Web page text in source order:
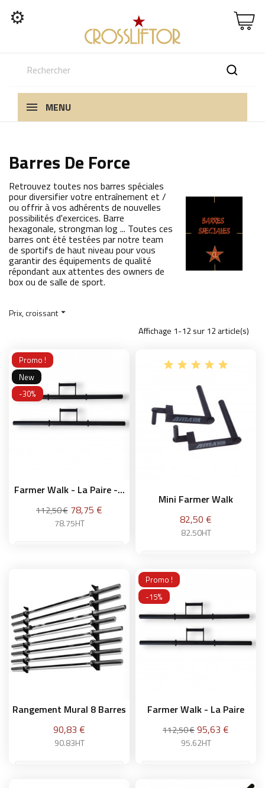
⚙
MENU
Barres De Force
Retrouvez toutes nos barres spéciales
pour diversifier votre entraînement et /
ou offrir à vos adhérents de nouvelles
possibilités d'exercices. Barre
hexagonale, strongman log ... Toutes ces
barres ont été testées par notre team
de sportifs de haut niveau pour vous
garantir des équipements de qualité
répondant aux attentes des owners de
box ou de salle de sport.
Prix, croissant
Affichage 1-12 sur 12 article(s)
Farmer Walk - La Paire -...
112,50 € Prix
78,75 €
78.75HT
Ajouter au panier
Promo !
New
-30%
Mini Farmer Walk
Prix
82,50 €
82.50HT
Ajouter au panier
Rangement Mural 8 Barres
Prix
90,83 €
90.83HT
Farmer Walk - La Paire
112,50 €Prix
95,63 €
95.62HT
Promo !
-15%